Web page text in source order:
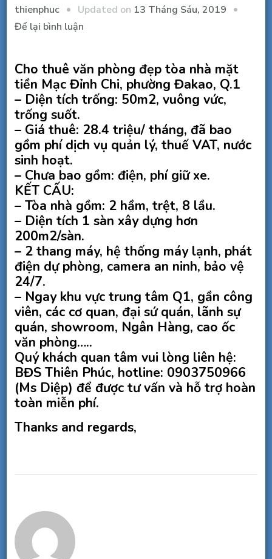
thienphuc Updated on 13 Tháng Sáu, 2019
Để lại bình luậntại
văn
phòng
đẹp
MT
Mạc
Chi,
50m2,
28.4
triệu/tháng
bao
thuế
Cho thuê văn phòng đẹp tòa nhà mặt
tiền Mạc Đỉnh Chi, phường Đakao, Q.1
– Diện tích trống: 50m2, vuông vức,
trống suốt.
– Giá thuê: 28.4 triệu/ tháng, đã bao
gồm phí dịch vụ quản lý, thuế VAT, nước
sinh hoạt.
– Chưa bao gồm: điện, phí giữ xe.
KẾT CẤU:
– Tòa nhà gồm: 2 hầm, trệt, 8 lầu.
– Diện tích 1 sàn xây dựng hơn
200m2/sàn.
– 2 thang máy, hệ thống máy lạnh, phát
điện dự phòng, camera an ninh, bảo vệ
24/7.
– Ngay khu vực trung tâm Q1, gần công
viên, các cơ quan, đại sứ quán, lãnh sự
quán, showroom, Ngân Hàng, cao ốc
văn phòng…..
Quý khách quan tâm vui lòng liên hệ:
BĐS Thiên Phúc, hotline: 0903750966
(Ms Diệp) để được tư vấn và hỗ trợ hoàn
toàn miễn phí.
Thanks and regards,